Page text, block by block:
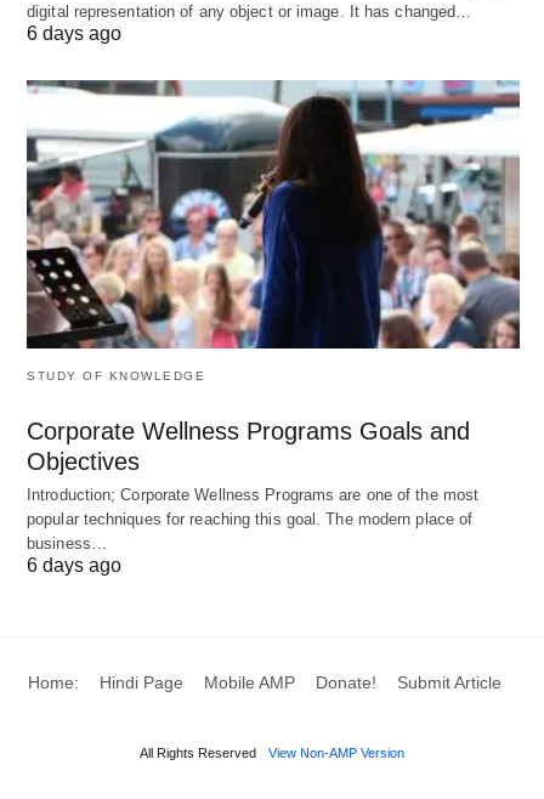
digital representation of any object or image. It has changed…
6 days ago
STUDY OF KNOWLEDGE
Corporate Wellness Programs Goals and
Objectives
Introduction; Corporate Wellness Programs are one of the most
popular techniques for reaching this goal. The modern place of
business…
6 days ago
Home: Hindi Page Mobile AMP Donate! Submit Article
All Rights Reserved View Non-AMP Version